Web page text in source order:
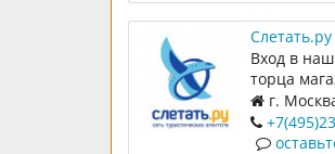
Слетать.ру
Вход в
торца
"Центр
третья
г.